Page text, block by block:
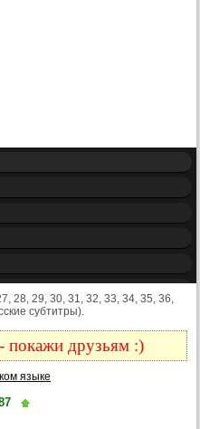
28, 29, 30, 31, 32, 33, 34, 35, 36,
субтитры).
покажи друзьям :)
языке